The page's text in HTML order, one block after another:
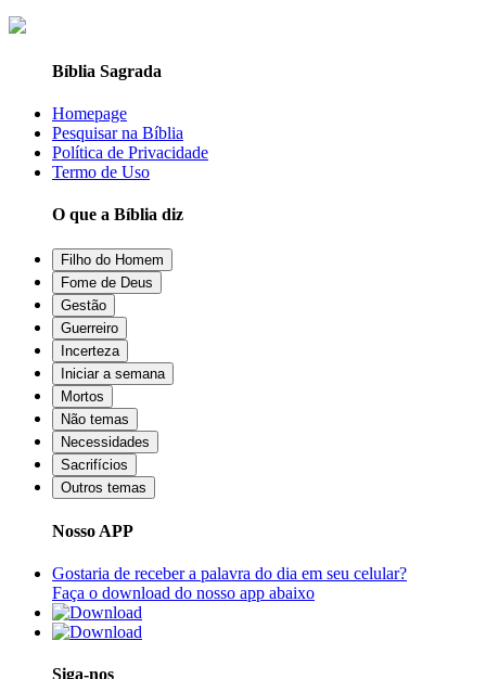
Bíblia Sagrada
Homepage
Pesquisar na Bíblia
Política de Privacidade
Termo de Uso
O que a Bíblia diz
Filho do Homem
Fome de Deus
Gestão
Guerreiro
Incerteza
Iniciar a semana
Mortos
Não temas
Necessidades
Sacrifícios
Outros temas
Nosso APP
Gostaria de receber a palavra do dia em seu celular?
Faça o download do nosso app abaixo
Siga-nos